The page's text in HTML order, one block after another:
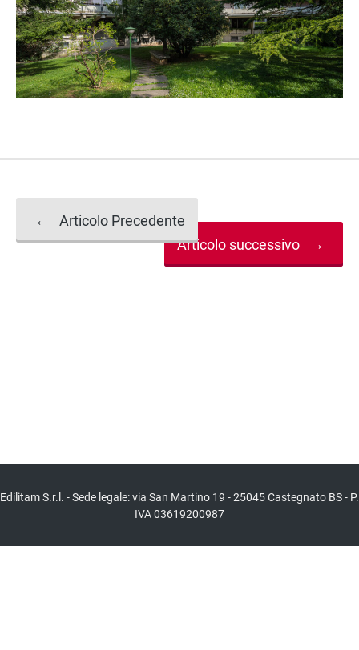
Navigazione
←
Articolo Precedente
Articolo successivo
→
Edilitam S.r.l. - Sede legale: via San Martino 19 - 25045 Castegnato BS - P.
IVA 03619200987